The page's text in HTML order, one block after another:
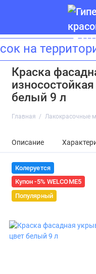
Краска
белый 9 л
Главная Лакокрасочные
Описание
Колеруется
Купон -5% WELCOME5
Популярный